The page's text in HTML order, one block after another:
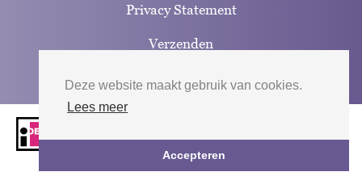
Deze website maakt gebruik van cookies.
Lees meer
Accepteren
Privacy Statement
Verzenden